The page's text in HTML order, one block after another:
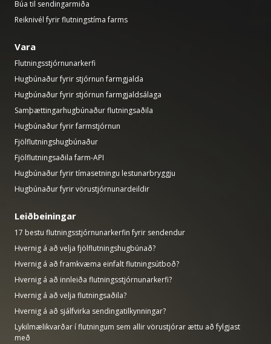
Búa til sendingarmiða
Reiknivél fyrir flutningstíma farms
Vara
Flutningsstjórnunarkerfi
Hugbúnaður fyrir stjórnun farmgjalda
Hugbúnaður fyrir stjórnun farmgjaldsálaga
Samþættingarhugbúnaður flutningsaðila
Hugbúnaður fyrir farmstjórnun
Fjölflutningshugbúnaður
Fjölflutningsaðila farm-API
Hugbúnaður fyrir tímasetningu lestunarbryggju
Hugbúnaður fyrir vörustjórnunardeildir
Leiðbeiningar
17 bestu flutningsstjórnunarkerfin fyrir sendendur
Hvernig á að velja fjölflutningshugbúnað?
Hvernig á að framkvæma einfalt flutningsútboð?
Hvernig á að innleiða flutningsstjórnunarkerfi?
Hvernig á að velja flutningsaðila?
Hvernig á að sjálfvirka sendingatilkynningar?
Lykilmælikvarðar í flutningum sem allir vörustjórar ættu að fylgjast
með